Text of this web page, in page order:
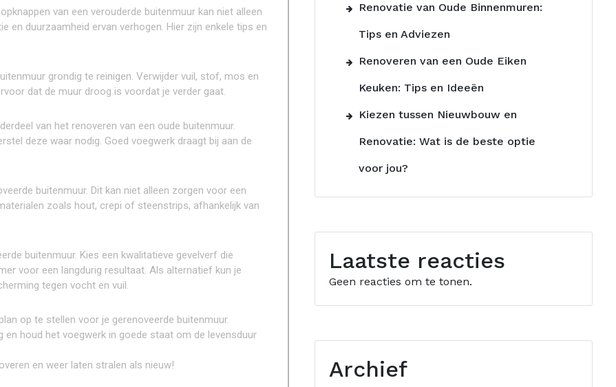
van een verouderde buitenmuur kan niet alleen
en duurzaamheid ervan verhogen. Hier zijn enkele tips en
grondig te reinigen. Verwijder vuil, stof, mos en
dat de muur droog is voordat je verder gaat.
van het renoveren van een oude buitenmuur.
deze waar nodig. Goed voegwerk draagt bij aan de
buitenmuur. Dit kan niet alleen zorgen voor een
zoals hout, crepi of steenstrips, afhankelijk van
buitenmuur. Kies een kwalitatieve gevelverf die
voor een langdurig resultaat. Als alternatief kun je
tegen vocht en vuil.
op te stellen voor je gerenoveerde buitenmuur.
en houd het voegwerk in goede staat om de levensduur
en weer laten stralen als nieuw!
Renovatie van Oude Binnenmuren:
Tips en Adviezen
Renoveren van een Oude Eiken
Keuken: Tips en Ideeën
Kiezen tussen Nieuwbouw en
Renovatie: Wat is de beste optie
voor jou?
Laatste reacties
Geen reacties om te tonen.
Archief